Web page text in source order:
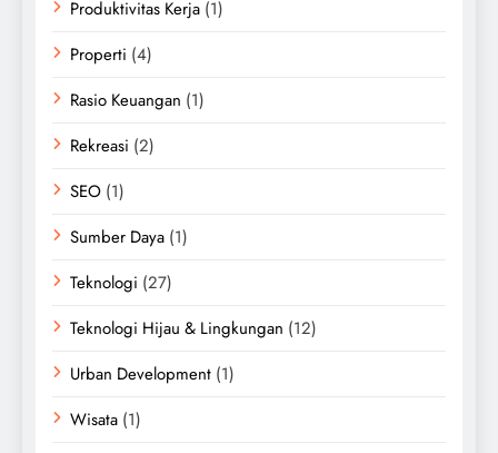
Produktivitas Kerja (1)
Properti (4)
Rasio Keuangan (1)
Rekreasi (2)
SEO (1)
Sumber Daya (1)
Teknologi (27)
Teknologi Hijau & Lingkungan (12)
Urban Development (1)
Wisata (1)